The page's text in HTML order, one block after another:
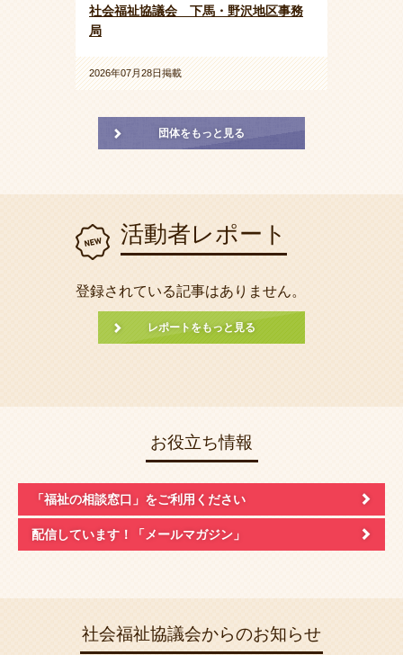
社会福祉協議会 下馬・野沢地区事務
局
2026年07月28日掲載
団体をもっと見る
活動者レポート
登録されている記事はありません。
レポートをもっと見る
お役立ち情報
「福祉の相談窓口」 をご利用ください
配信しています！ 「メールマガジン」
社会福祉協議会からのお知らせ